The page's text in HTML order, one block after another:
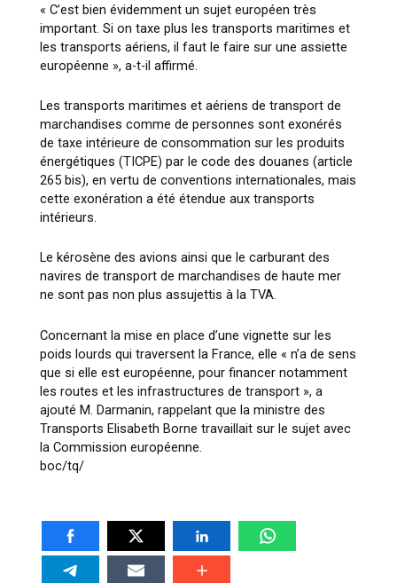
« C’est bien évidemment un sujet européen très
important. Si on taxe plus les transports maritimes et
les transports aériens, il faut le faire sur une assiette
européenne », a-t-il affirmé.
Les transports maritimes et aériens de transport de
marchandises comme de personnes sont exonérés
de taxe intérieure de consommation sur les produits
énergétiques (TICPE) par le code des douanes (article
265 bis), en vertu de conventions internationales, mais
cette exonération a été étendue aux transports
intérieurs.
Le kérosène des avions ainsi que le carburant des
navires de transport de marchandises de haute mer
ne sont pas non plus assujettis à la TVA.
Concernant la mise en place d’une vignette sur les
poids lourds qui traversent la France, elle « n’a de sens
que si elle est européenne, pour financer notamment
les routes et les infrastructures de transport », a
ajouté M. Darmanin, rappelant que la ministre des
Transports Elisabeth Borne travaillait sur le sujet avec
la Commission européenne.
boc/tq/